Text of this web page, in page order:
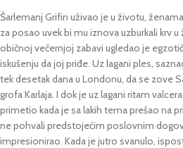
Šarlemanj Grifin uživao je u životu,
za posao uvek bi mu iznova uzburkali krv
običnoj večernjoj zabavi ugledao je
iskušenju da joj priđe. Uz lagani ples,
tek desetak dana u Londonu, da se zove
grofa Karlaja. I dok je uz lagani ritam
primetio kada je sa lakih tema prešao na
ne pohvali predstojećim poslovnim
impresionirao. Kada je jutro svanulo,